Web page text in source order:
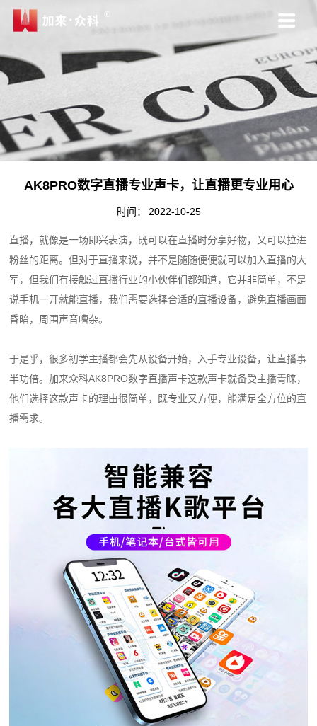
AK8PRO数字直播专业声卡，让直播更专业用心
时间： 2022-10-25
直播，就像是一场即兴表演，既可以在直播时分享好物，又可以拉进
粉丝的距离。但对于直播来说，并不是随随便便就可以加入直播的大
军，但我们有接触过直播行业的小伙伴们都知道，它并非简单，不是
说手机一开就能直播，我们需要选择合适的直播设备，避免直播画面
昏暗，周围声音嘈杂。
于是乎，很多初学主播都会先从设备开始，入手专业设备，让直播事
半功倍。加来众科AK8PRO数字直播声卡这款声卡就备受主播青睐，
他们选择这款声卡的理由很简单，既专业又方便，能满足全方位的直
播需求。